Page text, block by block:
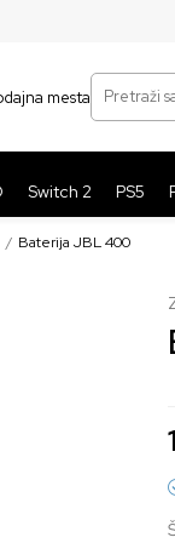
mesta Pretraži
Switch 2 PS5
Baterija JBL 400